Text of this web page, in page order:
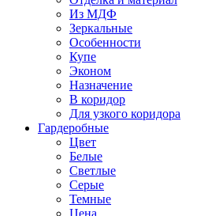
Из МДФ
Зеркальные
Особенности
Купе
Эконом
Назначение
В коридор
Для узкого коридора
Гардеробные
Цвет
Белые
Светлые
Серые
Темные
Цена